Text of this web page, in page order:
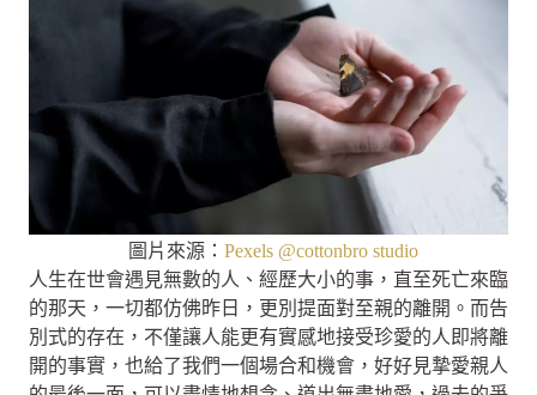
圖片來源： Pexels @cottonbro studio
人生在世會遇見無數的人、經歷大小的事，直至死亡來臨
的那天，一切都仿佛昨日，更別提面對至親的離開。而告
別式的存在，不僅讓人能更有實感地接受珍愛的人即將離
開的事實，也給了我們一個場合和機會，好好見摯愛親人